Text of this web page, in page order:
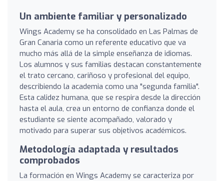
Un ambiente familiar y personalizado
Wings Academy se ha consolidado en Las Palmas de
Gran Canaria como un referente educativo que va
mucho más allá de la simple enseñanza de idiomas.
Los alumnos y sus familias destacan constantemente
el trato cercano, cariñoso y profesional del equipo,
describiendo la academia como una "segunda familia".
Esta calidez humana, que se respira desde la dirección
hasta el aula, crea un entorno de confianza donde el
estudiante se siente acompañado, valorado y
motivado para superar sus objetivos académicos.
Metodología adaptada y resultados
comprobados
La formación en Wings Academy se caracteriza por